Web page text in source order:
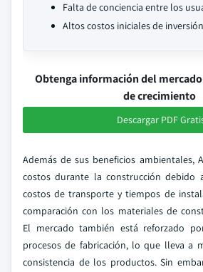
Falta de conciencia entre los
Altos costos iniciales de
Obtenga información del
de crecimiento
Descargar PDF
Además de sus beneficios ambientales,
costos durante la construcción debido
costos de transporte y tiempos de
comparación con los materiales de
El mercado también está reforzado
procesos de fabricación, lo que lleva a
consistencia de los productos. Sin